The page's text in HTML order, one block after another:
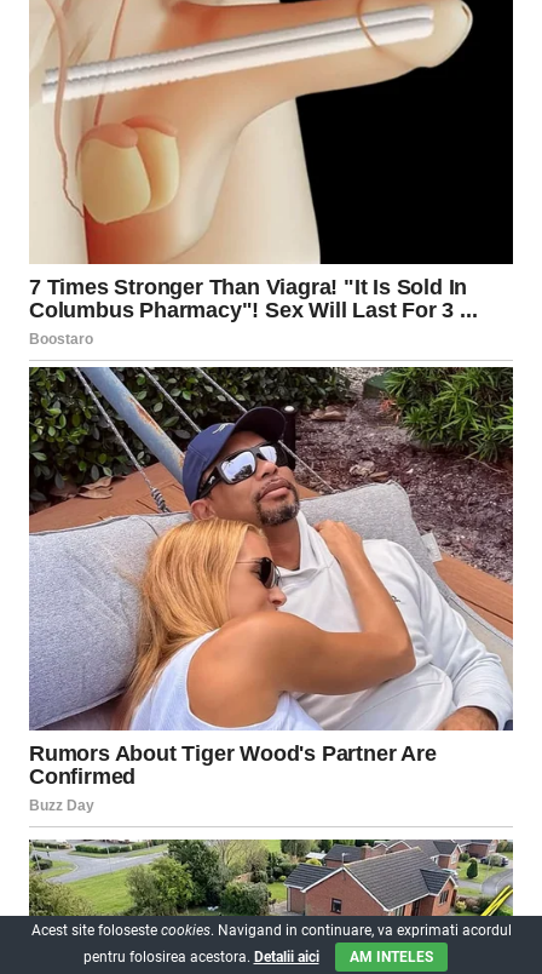
Acest site foloseste cookies. Navigand in continuare, va exprimati acordul
pentru folosirea acestora. Detalii aici AM INTELES